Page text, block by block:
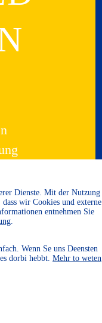
Dienste. Mit der Nutzung
wir Cookies und externe
entnehmen Sie
Wenn Se uns Deensten
dorbi hebbt. Mehr to weten